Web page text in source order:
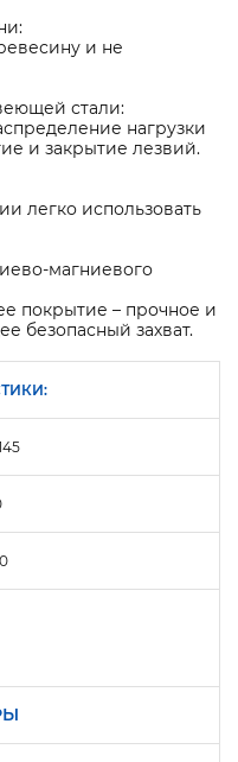
и не
стали:
нагрузки
и закрытие лезвий.
легко использовать
магниевого
покрытие – прочное и
безопасный захват.